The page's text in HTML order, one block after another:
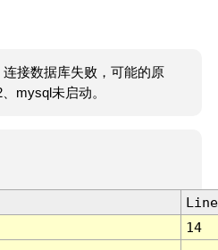
接数据库失败，可能的原
mysql未启动。
Line
14